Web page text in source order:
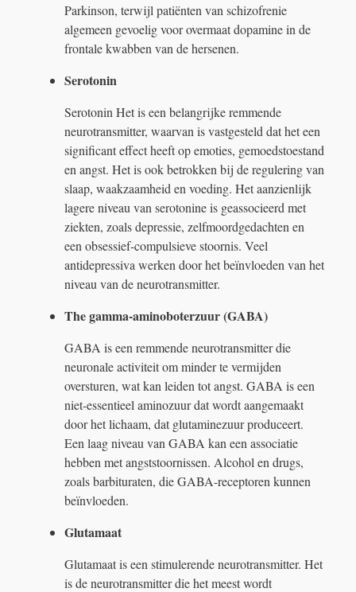
Parkinson, terwijl patiënten van schizofrenie
algemeen gevoelig voor overmaat dopamine in de
frontale kwabben van de hersenen.
Serotonin
Serotonin Het is een belangrijke remmende
neurotransmitter, waarvan is vastgesteld dat het een
significant effect heeft op emoties, gemoedstoestand
en angst. Het is ook betrokken bij de regulering van
slaap, waakzaamheid en voeding. Het aanzienlijk
lagere niveau van serotonine is geassocieerd met
ziekten, zoals depressie, zelfmoordgedachten en
een obsessief-compulsieve stoornis. Veel
antidepressiva werken door het beïnvloeden van het
niveau van de neurotransmitter.
The gamma-aminoboterzuur (GABA)
GABA is een remmende neurotransmitter die
neuronale activiteit om minder te vermijden
oversturen, wat kan leiden tot angst. GABA is een
niet-essentieel aminozuur dat wordt aangemaakt
door het lichaam, dat glutaminezuur produceert.
Een laag niveau van GABA kan een associatie
hebben met angststoornissen. Alcohol en drugs,
zoals barbituraten, die GABA-receptoren kunnen
beïnvloeden.
Glutamaat
Glutamaat is een stimulerende neurotransmitter. Het
is de neurotransmitter die het meest wordt